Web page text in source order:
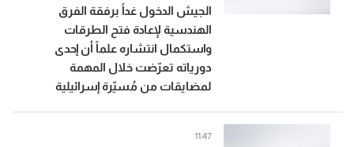
الجيش الدخول غداً برفقة الفرق
الهندسية لإعادة فتح الطرقات
واستكمال انتشاره علماً أن إحدى
دورياته تعرّضت خلال المهمة
لمضايقات من مُسيّرة إسرائيلية
11:47